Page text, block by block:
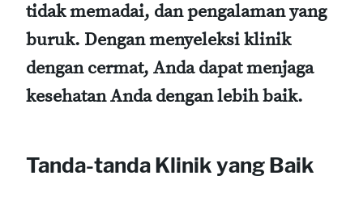
tidak memadai, dan pengalaman yang
buruk. Dengan menyeleksi klinik
dengan cermat, Anda dapat menjaga
kesehatan Anda dengan lebih baik.
Tanda-tanda Klinik yang Baik